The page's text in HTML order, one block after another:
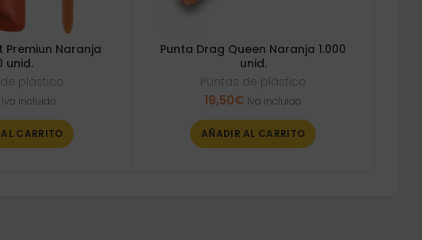
Premiun Naranja
unid.
plástico
Iva incluido
CARRITO
Punta Drag Queen Naranja 1.000
unid.
Puntas de plástico
19,50€ Iva incluido
AÑADIR AL CARRITO